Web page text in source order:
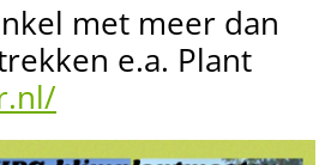
met meer dan
e.a. Plant